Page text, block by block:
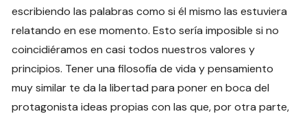
escribiendo las palabras como si él mismo las estuviera
relatando en ese momento. Esto sería imposible si no
coincidiéramos en casi todos nuestros valores y
principios. Tener una filosofía de vida y pensamiento
muy similar te da la libertad para poner en boca del
protagonista ideas propias con las que, por otra parte,